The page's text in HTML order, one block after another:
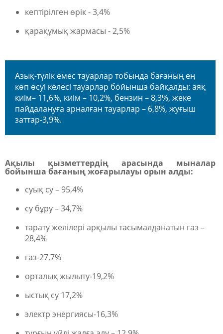
кептірілген өрік - 3,4%
қарақұмық жармасы - 2,5%
Азық-түлік емес тауарлар тобында бағаның ең
көп өсуі келесі тауарлар бойынша байқалды: аяқ
киім– 11,6%, киім – 10,2%, бензин – 8,3%, жеке
пайдалануға арналған тауарлар – 6,8%, жуғыш
заттар-3,9%.
Ақылы қызметтердің арасында мыналар
бойынша бағаның жоғарылауы орын алды:
суық су – 95,4%
су бұру – 34,7%
тарату желілері арқылы тасымалданатын газ –
28,4%
газ-27,7%
орталық жылыту-19,2%
ыстық су 17,2%
электр энергиясы-16,3%